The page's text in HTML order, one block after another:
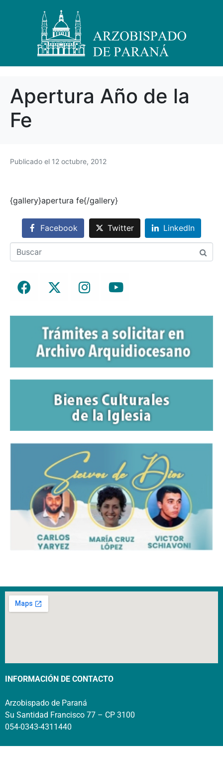
Apertura Año de la
Fe
Publicado el 12 octubre, 2012
{gallery}apertura fe{/gallery}
Facebook Twitter LinkedIn
INFORMACIÓN DE CONTACTO
Arzobispado de Paraná
Su Santidad Francisco 77 – CP 3100
054-0343-4311440